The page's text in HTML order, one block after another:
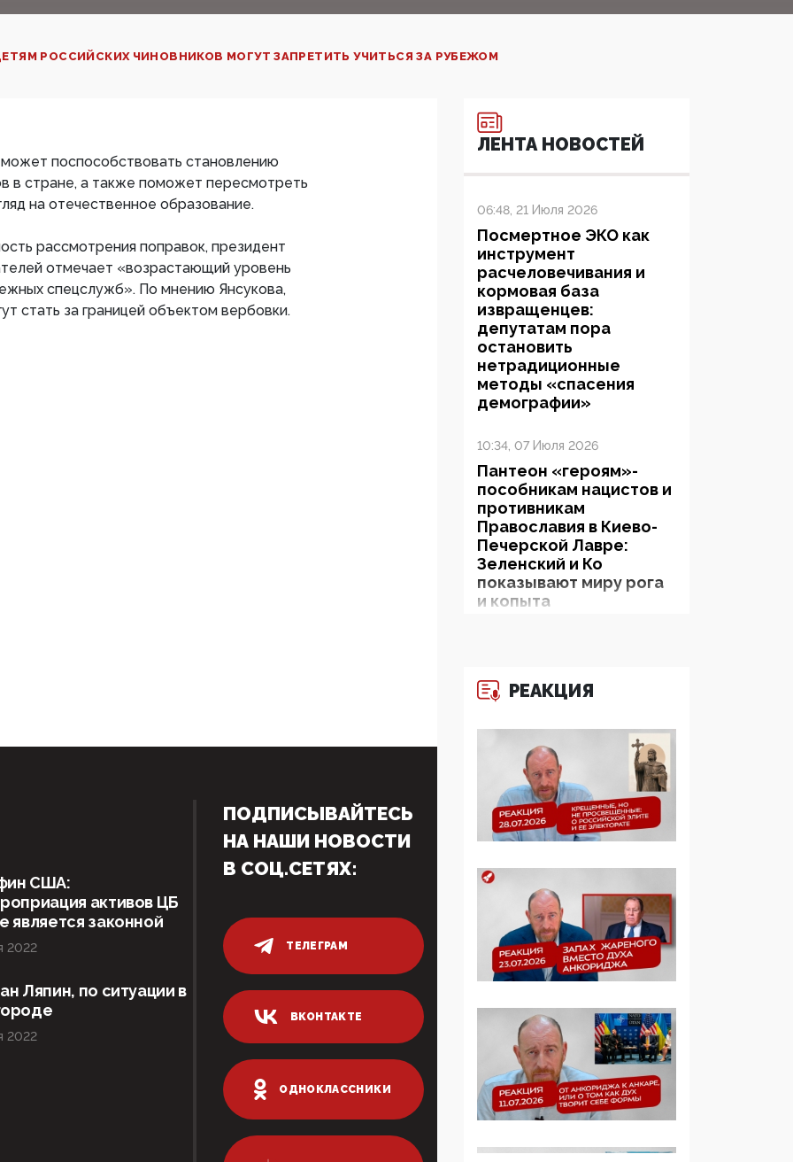
РОССИЙСКИХ ЧИНОВНИКОВ МОГУТ ЗАПРЕТИТЬ УЧИТЬСЯ ЗА РУБЕЖОМ
поспособствовать становлению
в стране, а также поможет пересмотреть
на отечественное образование.
рассмотрения поправок, президент
отмечает «возрастающий уровень
спецслужб». По мнению Янсукова,
стать за границей объектом вербовки.
ЛЕНТА НОВОСТЕЙ
06:48, 21 Июля 2026
Посмертное ЭКО как
инструмент
расчеловечивания и
кормовая база
извращенцев:
депутатам пора
остановить
нетрадиционные
методы «спасения
демографии»
10:34, 07 Июля 2026
Пантеон «героям»-
пособникам нацистов и
противникам
Православия в Киево-
Печерской Лавре:
Зеленский и Ко
показывают миру рога
и копыта
форуме озвучили
шокирующее: платные
опекуны получают из
бюджета в 100 раз
больше, чем кровные
многодетные семьи
05:00, 13 Июня 2026
Обществознания под
редакцией Медведева:
суверенитет,
традиционные
ценности и немного
двоемыслия
Прокуратура наконец
увидела
экстремистскую
деятельность ИИТО
ЮНЕСКО в России, но
цифроглобалисты
РЕАКЦИЯ
США:
активов ЦБ
является законной
2022
Ляпин, по ситуации в
2022
ПОДПИСЫВАЙТЕСЬ
НА НАШИ НОВОСТИ
В СОЦ.СЕТЯХ:
ТЕЛЕГРАМ
ВКОНТАКТЕ
ОДНОКЛАССНИКИ